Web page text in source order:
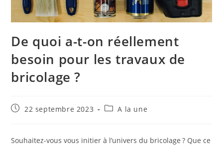
De quoi a-t-on réellement
besoin pour les travaux de
bricolage ?
Publication
22 septembre 2023
PostA la une
Souhaitez-vous vous initier à l’univers du bricolage ? Que ce